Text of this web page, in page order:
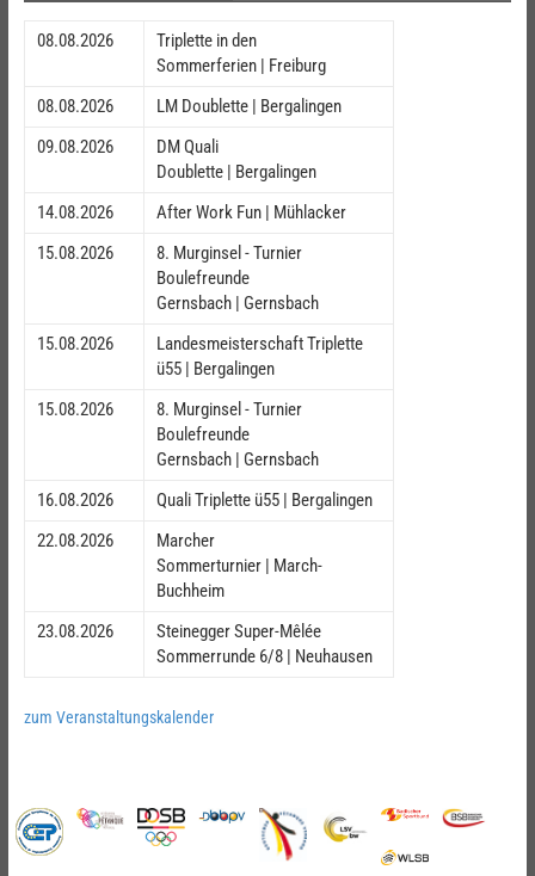
08.08.2026
Triplette in den
Sommerferien | Freiburg
08.08.2026
LM Doublette | Bergalingen
09.08.2026
DM Quali
Doublette | Bergalingen
14.08.2026
After Work Fun | Mühlacker
15.08.2026
8. Murginsel - Turnier
Boulefreunde
Gernsbach | Gernsbach
15.08.2026
Landesmeisterschaft Triplette
ü55 | Bergalingen
15.08.2026
8. Murginsel - Turnier
Boulefreunde
Gernsbach | Gernsbach
16.08.2026
Quali Triplette ü55 | Bergalingen
22.08.2026
Marcher
Sommerturnier | March-
Buchheim
23.08.2026
Steinegger Super-Mêlée
Sommerrunde 6/8 | Neuhausen
zum Veranstaltungskalender